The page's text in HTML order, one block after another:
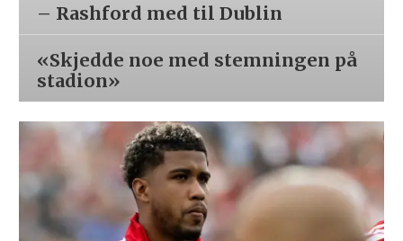
– Rashford med til Dublin
«Skjedde noe med stemningen på
stadion»